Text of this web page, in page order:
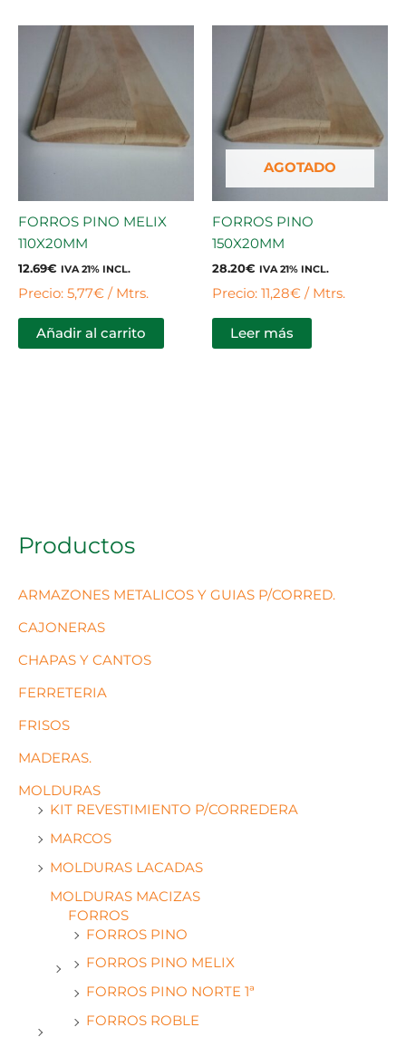
Productos
ARMAZONES METALICOS Y GUIAS P/CORRED.
CAJONERAS
CHAPAS Y CANTOS
FERRETERIA
FRISOS
MADERAS.
MOLDURAS
KIT REVESTIMIENTO P/CORREDERA
MARCOS
MOLDURAS LACADAS
MOLDURAS MACIZAS
FORROS
FORROS PINO
FORROS PINO MELIX
FORROS PINO NORTE 1ª
FORROS ROBLE
FORROS PINO MELIX
110X20MM
12.69€ IVA 21% INCL.
Precio: 5,77€ / Mtrs.
Añadir al carrito
AGOTADO
FORROS PINO
150X20MM
28.20€ IVA 21% INCL.
Precio: 11,28€ / Mtrs.
Leer más